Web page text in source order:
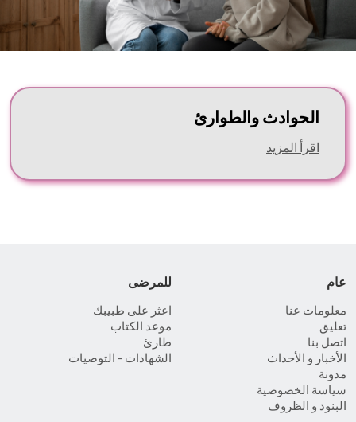
الحوادث والطوارئ
اقرأ المزيد
عام
معلومات عنا
تعليق
اتصل بنا
الأخبار و الأحداث
مدونة
سياسة الخصوصية
البنود و الظروف
للمرضى
اعثر على طبيبك
موعد الكتاب
طارئ
الشهادات - التوصيات